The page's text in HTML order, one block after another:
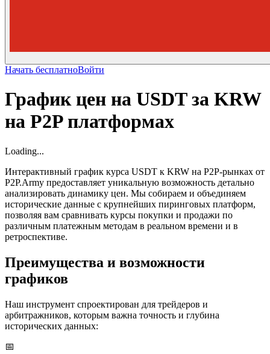
Начать бесплатноВойти
График цен на USDT за KRW
на P2P платформах
Loading...
Интерактивный график курса USDT к KRW на P2P-рынках от
P2P.Army предоставляет уникальную возможность детально
анализировать динамику цен. Мы собираем и объединяем
исторические данные с крупнейших пиринговых платформ,
позволяя вам сравнивать курсы покупки и продажи по
различным платежным методам в реальном времени и в
ретроспективе.
Преимущества и возможности
графиков
Наш инструмент спроектирован для трейдеров и
арбитражников, которым важна точность и глубина
исторических данных:
📅